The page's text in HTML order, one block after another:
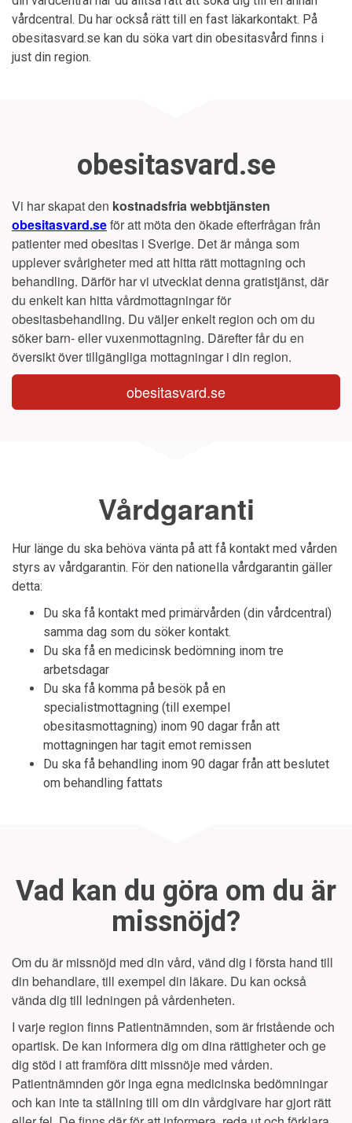
vårdcentral. Du har också rätt till en fast läkarkontakt. På
obesitasvard.se kan du söka vart din obesitasvård finns i
just din region.
obesitasvard.se
Vi har skapat den kostnadsfria webbtjänsten
obesitasvard.seför att möta den ökade efterfrågan från
patienter med obesitas i Sverige. Det är många som
upplever svårigheter med att hitta rätt mottagning och
behandling. Därför har vi utvecklat denna gratistjänst, där
du enkelt kan hitta vårdmottagningar för
obesitasbehandling. Du väljer enkelt region och om du
söker barn- eller vuxenmottagning. Därefter får du en
översikt över tillgängliga mottagningar i din region.
obesitasvard.se
Vårdgaranti
Hur länge du ska behöva vänta på att få kontakt med vården
styrs av vårdgarantin. För den nationella vårdgarantin gäller
detta:
Du ska få kontakt med primärvården (din vårdcentral)
samma dag som du söker kontakt.
Du ska få en medicinsk bedömning inom tre
arbetsdagar
Du ska få komma på besök på en
specialistmottagning (till exempel
obesitasmottagning) inom 90 dagar från att
mottagningen har tagit emot remissen
Du ska få behandling inom 90 dagar från att beslutet
om behandling fattats
Vad kan du göra om du är
missnöjd?
Om du är missnöjd med din vård, vänd dig i första hand till
din behandlare, till exempel din läkare. Du kan också
vända dig till ledningen på vårdenheten.
I varje region finns Patientnämnden, som är fristående och
opartisk. De kan informera dig om dina rättigheter och ge
dig stöd i att framföra ditt missnöje med vården.
Patientnämnden gör inga egna medicinska bedömningar
och kan inte ta ställning till om din vårdgivare har gjort rätt